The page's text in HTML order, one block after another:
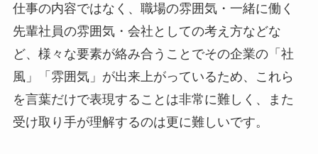
仕事の内容ではなく、職場の雰囲気・一緒に働く
先輩社員の雰囲気・会社としての考え方などな
ど、様々な要素が絡み合うことでその企業の「社
風」「雰囲気」が出来上がっているため、これら
を言葉だけで表現することは非常に難しく、また
受け取り手が理解するのは更に難しいです。